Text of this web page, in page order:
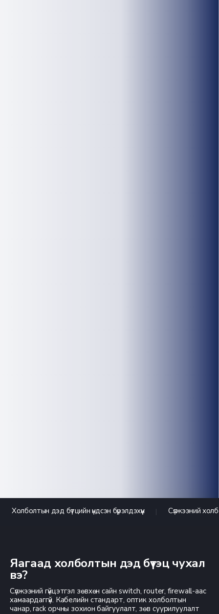
Холболтын дэд бүтцийн үндсэн бүрэлдэхүүн Сүлжээний
Яагаад холболтын дэд бүтэц чухал
вэ?
Сүлжээний гүйцэтгэл зөвхөн сайн switch, router, firewall-аас
хамаардаггүй. Кабелийн стандарт, оптик холболтын
чанар, rack орчны зохион байгуулалт, зөв суурилуулалт